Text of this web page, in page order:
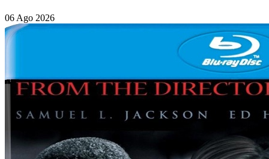
06 Ago 2026